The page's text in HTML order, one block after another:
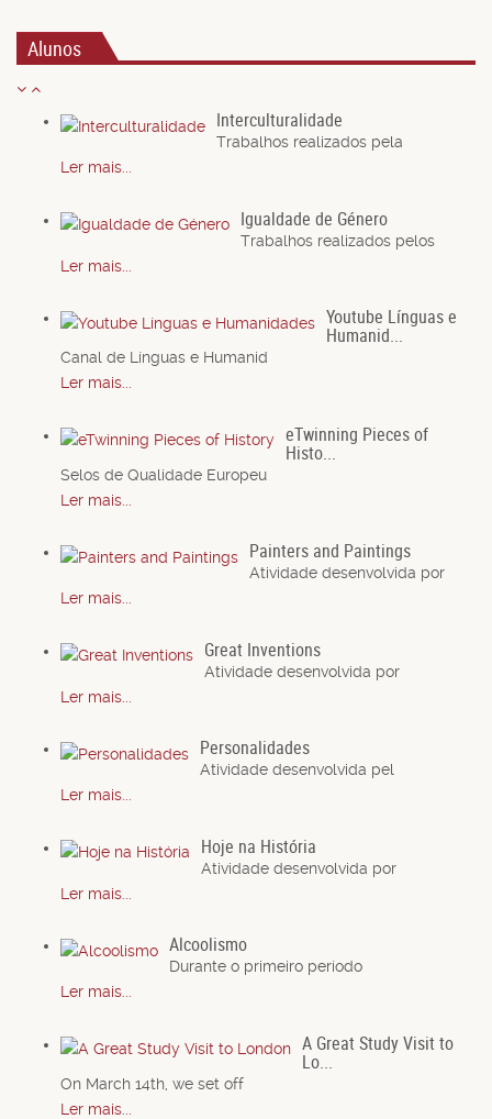
Alunos
Interculturalidade
Trabalhos realizados pela
Ler mais...
Igualdade de Género
Trabalhos realizados pelos
Ler mais...
Youtube Línguas e
Humanid...
Canal de Línguas e Humanid
Ler mais...
eTwinning Pieces of
Histo...
Selos de Qualidade Europeu
Ler mais...
Painters and Paintings
Atividade desenvolvida por
Ler mais...
Great Inventions
Atividade desenvolvida por
Ler mais...
Personalidades
Atividade desenvolvida pel
Ler mais...
Hoje na História
Atividade desenvolvida por
Ler mais...
Alcoolismo
Durante o primeiro período
Ler mais...
A Great Study Visit to
Lo...
On March 14th, we set off
Ler mais...